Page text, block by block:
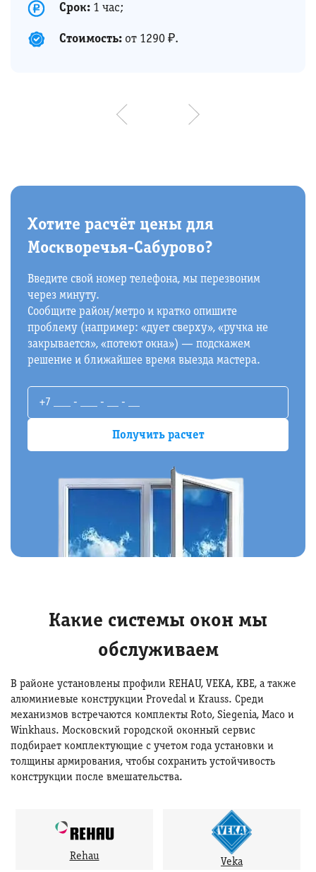
Срок: 1 час;
Стоимость: от 1290 ₽.
Хотите расчёт цены для
Москворечья-Сабурово?
Введите свой номер телефона, мы перезвоним
через минуту.
Сообщите район/метро и кратко опишите
проблему (например: «дует сверху», «ручка не
закрывается», «потеют окна») — подскажем
решение и ближайшее время выезда мастера.
Какие системы окон мы
обслуживаем
В районе установлены профили REHAU, VEKA, KBE, а также
алюминиевые конструкции Provedal и Krauss. Среди
механизмов встречаются комплекты Roto, Siegenia, Maco и
Winkhaus. Московский городской оконный сервис
подбирает комплектующие с учетом года установки и
толщины армирования, чтобы сохранить устойчивость
конструкции после вмешательства.
Rehau
Veka